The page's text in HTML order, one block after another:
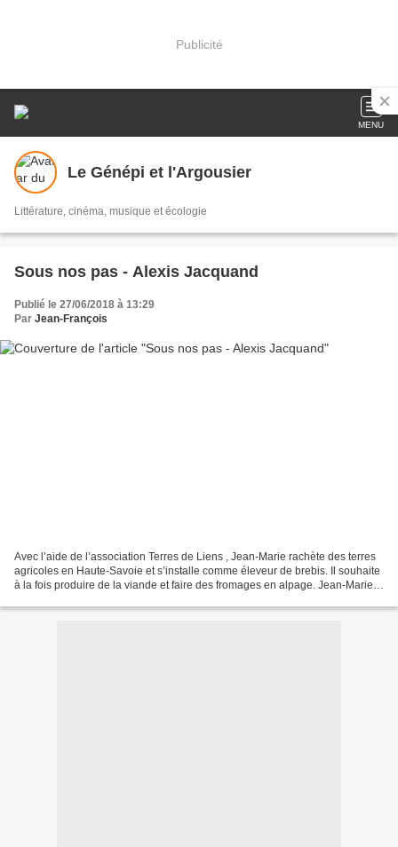
Publicité
MENU
Le Génépi et l'Argousier
Littérature, cinéma, musique et écologie
Sous nos pas - Alexis Jacquand
Publié le 27/06/2018 à 13:29
Par Jean-François
Avec l’aide de l’association Terres de Liens , Jean-Marie rachète des terres
agricoles en Haute-Savoie et s’installe comme éleveur de brebis. Il souhaite
à la fois produire de la viande et faire des fromages en alpage. Jean-Marie a